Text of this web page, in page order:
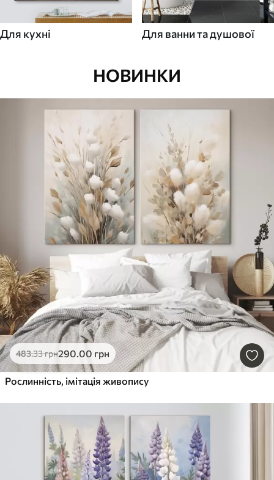
Для кухні Для ванни та душової
НОВИНКИ
483.33грн290.00 грн
Рослинність, імітація живопису